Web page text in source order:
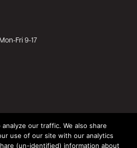
Fri 9-17
our traffic. We also share
use of our site with our analytics
(un-identified) information about